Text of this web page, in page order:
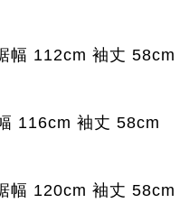
幅 112cm 袖丈 58cm
116cm 袖丈 58cm
幅 120cm 袖丈 58cm